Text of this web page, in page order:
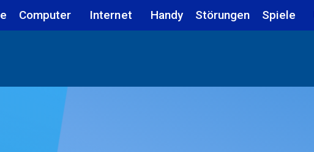
Computer Internet Handy Störungen Spiele